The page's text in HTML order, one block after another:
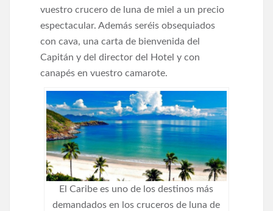
vuestro crucero de luna de miel a un precio
espectacular. Además seréis obsequiados
con cava, una carta de bienvenida del
Capitán y del director del Hotel y con
canapés en vuestro camarote.
El Caribe es uno de los destinos más
demandados en los cruceros de luna de